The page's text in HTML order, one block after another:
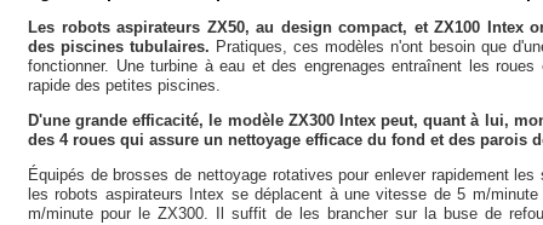
Les robots aspirateurs ZX50, au design compact, et ZX100 Intex
des piscines tubulaires. Pratiques, ces modèles n'ont besoin que
fonctionner. Une turbine à eau et des engrenages entraînent les
rapide des petites piscines.
D'une grande efficacité, le modèle ZX300 Intex peut, quant à lui,
des 4 roues qui assure un nettoyage efficace du fond et des parois
Équipés de brosses de nettoyage rotatives pour enlever rapidement
les robots aspirateurs Intex se déplacent à une vitesse de 5 m/
m/minute pour le ZX300. Il suffit de les brancher sur la buse de